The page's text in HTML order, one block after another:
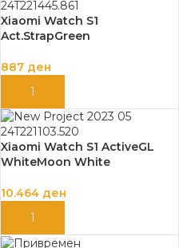
Xiaomi Watch S1
Act.StrapGreen
887 ден
ДОДАЈ ВО КОШНИЦА
Xiaomi Watch S1 ActiveGL
WhiteMoon White
10.464 ден
ДОДАЈ ВО КОШНИЦА